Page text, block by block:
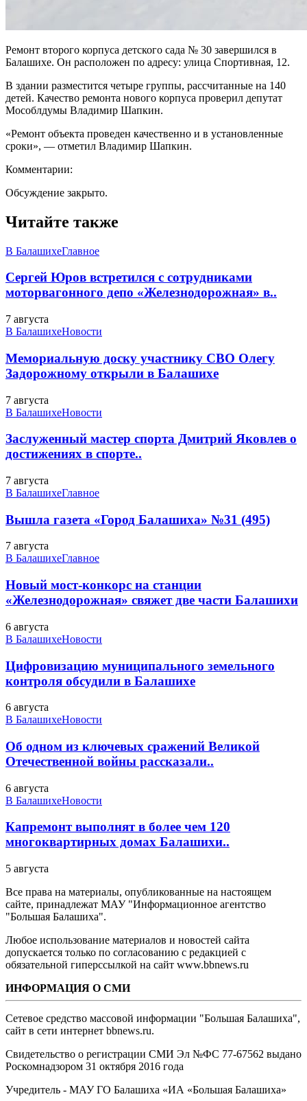
Ремонт второго корпуса детского сада № 30 завершился в
Балашихе. Он расположен по адресу: улица Спортивная, 12.
В здании разместится четыре группы, рассчитанные на 140
детей. Качество ремонта нового корпуса проверил депутат
Мособлдумы Владимир Шапкин.
«Ремонт объекта проведен качественно и в установленные
сроки», — отметил Владимир Шапкин.
Комментарии:
Обсуждение закрыто.
Читайте также
В БалашихеГлавное
Сергей Юров встретился с сотрудниками
моторвагонного депо «Железнодорожная» в..
7 августа
В БалашихеНовости
Мемориальную доску участнику СВО Олегу
Задорожному открыли в Балашихе
7 августа
В БалашихеНовости
Заслуженный мастер спорта Дмитрий Яковлев о
достижениях в спорте..
7 августа
В БалашихеГлавное
Вышла газета «Город Балашиха» №31 (495)
7 августа
В БалашихеГлавное
Новый мост-конкорс на станции
«Железнодорожная» свяжет две части Балашихи
6 августа
В БалашихеНовости
Цифровизацию муниципального земельного
контроля обсудили в Балашихе
6 августа
В БалашихеНовости
Об одном из ключевых сражений Великой
Отечественной войны рассказали..
6 августа
В БалашихеНовости
Капремонт выполнят в более чем 120
многоквартирных домах Балашихи..
5 августа
Все права на материалы, опубликованные на настоящем
сайте, принадлежат МАУ "Информационное агентство
"Большая Балашиха".
Любое использование материалов и новостей сайта
допускается только по согласованию с редакцией с
обязательной гиперссылкой на сайт www.bbnews.ru
ИНФОРМАЦИЯ О СМИ
Сетевое средство массовой информации "Большая Балашиха",
сайт в сети интернет bbnews.ru.
Свидетельство о регистрации СМИ Эл №ФС ‎77-67562 выдано
Роскомнадзором 31 октября 2016 года
Учредитель - МАУ ГО Балашиха «ИА «Большая Балашиха»